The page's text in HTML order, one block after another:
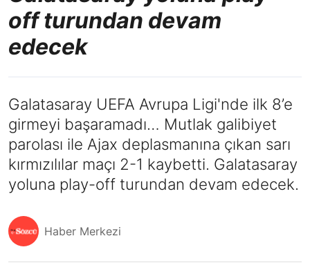
off turundan devam
edecek
Galatasaray UEFA Avrupa Ligi'nde ilk 8’e
girmeyi başaramadı… Mutlak galibiyet
parolası ile Ajax deplasmanına çıkan sarı
kırmızılılar maçı 2-1 kaybetti. Galatasaray
yoluna play-off turundan devam edecek.
Haber Merkezi